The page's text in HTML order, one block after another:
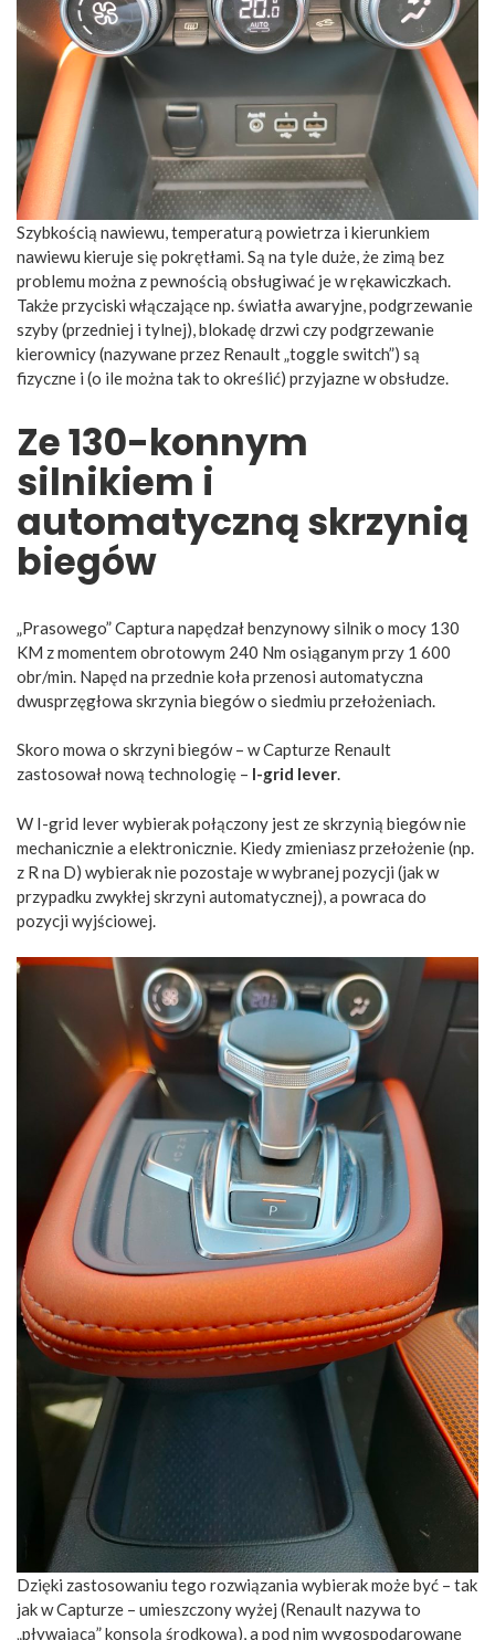
Szybkością nawiewu, temperaturą powietrza i kierunkiem
nawiewu kieruje się pokrętłami. Są na tyle duże, że zimą bez
problemu można z pewnością obsługiwać je w rękawiczkach.
Także przyciski włączające np. światła awaryjne, podgrzewanie
szyby (przedniej i tylnej), blokadę drzwi czy podgrzewanie
kierownicy (nazywane przez Renault „toggle switch”) są
fizyczne i (o ile można tak to określić) przyjazne w obsłudze.
Ze 130-konnym
silnikiem i
automatyczną skrzynią
biegów
„Prasowego” Captura napędzał benzynowy silnik o mocy 130
KM z momentem obrotowym 240 Nm osiąganym przy 1 600
obr/min. Napęd na przednie koła przenosi automatyczna
dwusprzęgłowa skrzynia biegów o siedmiu przełożeniach.
Skoro mowa o skrzyni biegów – w Capturze Renault
zastosował nową technologię – I-grid lever.
W I-grid lever wybierak połączony jest ze skrzynią biegów nie
mechanicznie a elektronicznie. Kiedy zmieniasz przełożenie (np.
z R na D) wybierak nie pozostaje w wybranej pozycji (jak w
przypadku zwykłej skrzyni automatycznej), a powraca do
pozycji wyjściowej.
Dzięki zastosowaniu tego rozwiązania wybierak może być – tak
jak w Capturze – umieszczony wyżej (Renault nazywa to
„pływającą” konsolą środkową), a pod nim wygospodarowane